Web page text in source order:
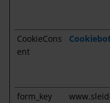
CookieCons
ent
form_key